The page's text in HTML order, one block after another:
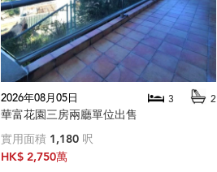
2026年08月05日 3 2
華富花園三房兩廳單位出售
實用面積 1,180 呎
HK$ 2,750萬